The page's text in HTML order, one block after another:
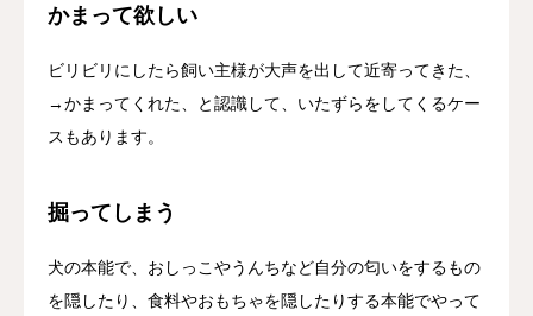
かまって欲しい
ビリビリにしたら飼い主様が大声を出して近寄ってきた、
→かまってくれた、と認識して、いたずらをしてくるケー
スもあります。
掘ってしまう
犬の本能で、おしっこやうんちなど自分の匂いをするもの
を隠したり、食料やおもちゃを隠したりする本能でやって